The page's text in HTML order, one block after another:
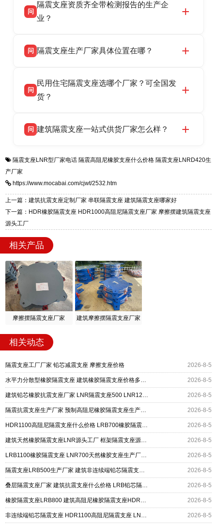
话：13323182312。
产厂家，可提供支座选型、图纸深化设计、现货
供货、现场安装指导一站式服务，主营
话：13323182312。
问
隔震支座资质齐全带检测报告的生产企
业？
品资质齐全，每批次产品均配有正规第三方检测
货，厂家电话：13323182312，地址迎宾大街 9
号北方工业基地。
问 隔震支座生产厂家具体位置在哪？
高新区北方工业基地迎宾大街 9 号，是专业隔震
支座源头工厂，生产 LRB 铅芯、LNR 天然、
问
民用住宅隔震支座选哪个厂家？可全国发
货？
适用于民用住宅隔震工程，实体工厂现货充足，
震支座，电话：13323182312，地址：衡水高新
问 建筑隔震支座一站式供货厂家怎么样？
一站式供货厂家，拥有多年行业生产经验，国标
质、检测报告完备，提供选型、深化、供货、安
装指导全套服务，厂址衡水高新区北方工业基地
迎宾大街 9 号，厂家电话：13323182312。
隔震支座LNR型厂家电话 隔震高阻尼橡胶支座什么价格 隔震支座LNRD420生
产厂家
https://www.mocabai.com/cjwt/2532.htm
上一篇：建筑抗震支座定制厂家 串联隔震支座 建筑隔震支座哪家好
下一篇：HDR橡胶隔震支座 HDR1000高阻尼隔震支座厂家 摩擦摆建筑隔震支座
源头工厂
相关产品
摩擦摆隔震支座厂家 建筑摩擦摆隔震支座厂家
相关动态
隔震支座工厂厂家 铅芯减震支座 摩擦支座价格 2026-8-5
水平力分散型橡胶隔震支座 建筑橡胶隔震支座价格多少 建筑高阻尼高阻尼橡胶隔震支座厂家 2026-8-5
建筑铅芯橡胶抗震支座厂家 LNR隔震支座500 LNR1200隔震支座什么价格 2026-8-5
隔震抗震支座生产厂家 预制高阻尼橡胶隔震支座生产厂家 500%隔震支座厂家 2026-8-5
HDR1100高阻尼隔震支座什么价格 LRB700橡胶隔震支座多少钱 LNR1400隔震支座厂家 2026-8-5
建筑天然橡胶隔震支座LNR源头工厂 框架隔震支座源头工厂 建筑高阻尼减橡胶隔震支座厂家 2026-8-5
LRB1100橡胶隔震支座 LNR700天然橡胶支座生产厂家 高阻尼橡胶隔震支座(HDR)什么价格 2026-8-5
隔震支座LRB500生产厂家 建筑非连续端铅芯隔震支座 LNR橡胶隔震支座D400源头工厂 2026-8-5
叠层隔震支座厂家 建筑抗震支座什么价格 LRB铅芯隔震支座600厂家 2026-8-5
橡胶隔震支座LRB800 建筑高阻尼橡胶隔震支座HDR600厂家 防震橡胶隔震支座什么价格 2026-8-5
非连续端铅芯隔震支座 HDR1100高阻尼隔震支座 LNR700隔震支座什么价格 2026-8-5